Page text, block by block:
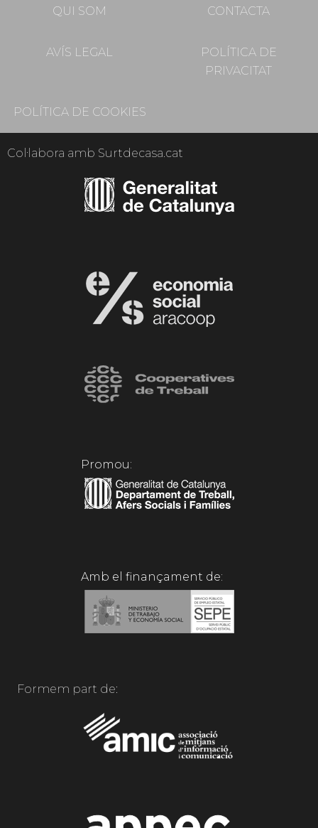
QUI SOM CONTACTA
AVÍS LEGAL
POLÍTICA DE
PRIVACITAT
POLÍTICA DE COOKIES
Col·labora amb Surtdecasa.cat
Promou:
Amb el finançament de:
Formem part de: